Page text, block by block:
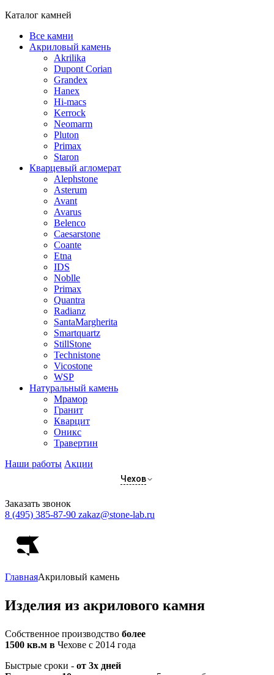
Каталог камней
Все камни
Акриловый камень
Akrilika
Dupont Corian
Grandex
Hanex
Hi-macs
Kerrock
Neomarm
Pluton
Primax
Staron
Кварцевый агломерат
Alephstone
Asterum
Avant
Avarus
Belenco
Caesarstone
Coante
Etna
IDS
Noblle
Primax
Quantra
Radianz
SantaMargherita
Smartquartz
StillStone
Technistone
Vicostone
WSP
Натуральный камень
Мрамор
Гранит
Кварцит
Оникс
Травертин
Наши работы Акции
Чехов
Заказать звонок
8 (495) 385-87-90 zakaz@stone-lab.ru
ГлавнаяАкриловый камень
Изделия из акрилового камня
Собственное производство более
1500 кв.м в Чехове с 2014 года
Быстрые сроки - от 3х дней